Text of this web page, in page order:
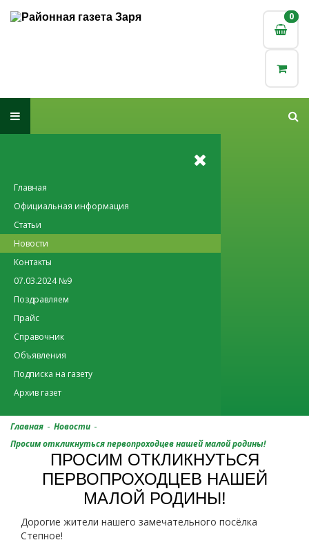
0
0
Главная
Официальная информация
Статьи
Новости
Контакты
07.03.2024 №9
Поздравляем
Прайс
Справочник
Объявления
Подписка на газету
Архив газет
Главная - Новости -
Просим откликнуться первопроходцев нашей малой родины!
ПРОСИМ ОТКЛИКНУТЬСЯ
ПЕРВОПРОХОДЦЕВ НАШЕЙ
МАЛОЙ РОДИНЫ!
Дорогие жители нашего замечательного посёлка
Степное!